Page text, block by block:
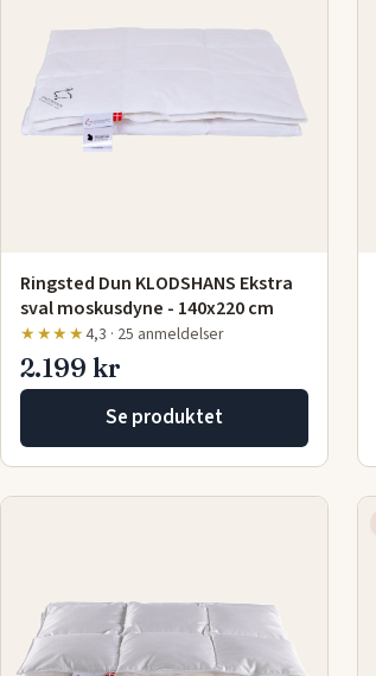
Ringsted Dun KLODSHANS Ekstra
sval moskusdyne - 140x220 cm
★★★★4,3 · 25 anmeldelser
2.199 kr
Se produktet